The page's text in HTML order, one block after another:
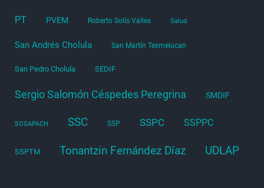
PT PVEM Roberto Solís Valles Salud
San Andrés Cholula San Martín Texmelucan
San Pedro Cholula SEDIF
Sergio Salomón Céspedes Peregrina SMDIF
SOSAPACH SSC SSP SSPC SSPPC
SSPTM Tonantzin Fernández Díaz UDLAP